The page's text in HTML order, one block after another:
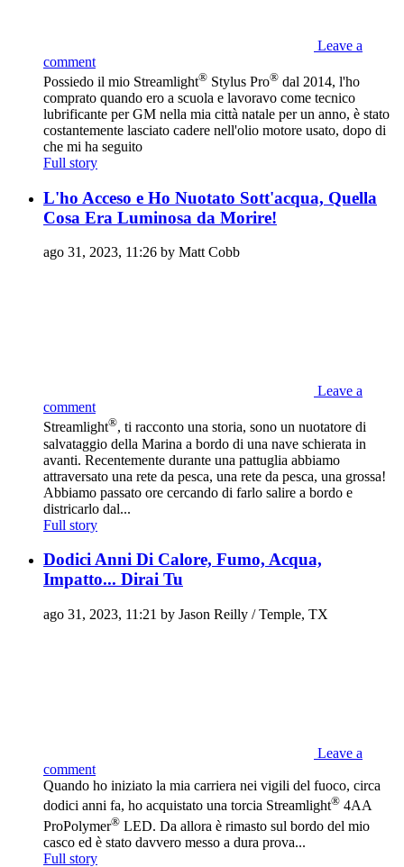
Leave a
comment
Possiedo il mio Streamlight® Stylus Pro® dal 2014, l'ho
comprato quando ero a scuola e lavoravo come tecnico
lubrificante per GM nella mia città natale per un anno, è stato
costantemente lasciato cadere nell'olio motore usato, dopo di
che mi ha seguito
Full story
L'ho Acceso e Ho Nuotato Sott'acqua, Quella
Cosa Era Luminosa da Morire!
ago 31, 2023, 11:26 by Matt Cobb
Leave a
comment
Streamlight®, ti racconto una storia, sono un nuotatore di
salvataggio della Marina a bordo di una nave schierata in
avanti. Recentemente durante una pattuglia abbiamo
attraversato una rete da pesca, una rete da pesca, una grossa!
Abbiamo passato ore cercando di farlo salire a bordo e
districarlo dal...
Full story
Dodici Anni Di Calore, Fumo, Acqua,
Impatto... Dirai Tu
ago 31, 2023, 11:21 by Jason Reilly / Temple, TX
Leave a
comment
Quando ho iniziato la mia carriera nei vigili del fuoco, circa
dodici anni fa, ho acquistato una torcia Streamlight® 4AA
ProPolymer® LED. Da allora è rimasto sul bordo del mio
casco ed è stato davvero messo a dura prova...
Full story